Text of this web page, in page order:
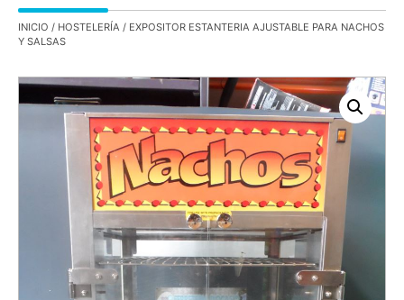
INICIO / HOSTELERÍA / EXPOSITOR ESTANTERIA AJUSTABLE PARA NACHOS
Y SALSAS